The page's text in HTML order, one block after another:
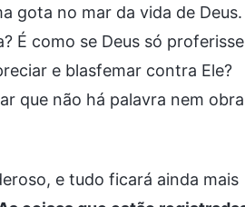
gota no mar da vida de Deus.
É como se Deus só proferisse
e blasfemar contra Ele?
que não há palavra nem obra
e tudo ficará ainda mais